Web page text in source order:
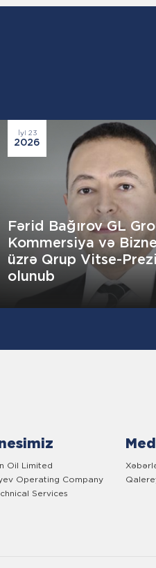
İyl 23
2026
Fərid Bağırov GL
Kommersiya və
üzrə Qrup Vitse-
olunub
Oil Limited
Operating Company
Services